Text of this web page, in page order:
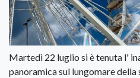
Martedì 22 luglio si è tenuta l'
panoramica sul lungomare della